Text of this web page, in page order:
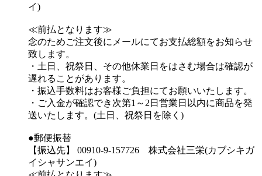
イ)
≪前払となります≫
念のためご注文後にメールにてお支払総額をお知らせ
致します。
・土日、祝祭日、その他休業日をはさむ場合は確認が
遅れることがあります。
・振込手数料はお客様ご負担にてお願いいたします。
・ご入金が確認でき次第1～2日営業日以内に商品を発
送いたします。(土日、祝祭日を除く)
●郵便振替
【振込先】 00910-9-157726 株式会社三栄(カブシキガ
イシャサンエイ)